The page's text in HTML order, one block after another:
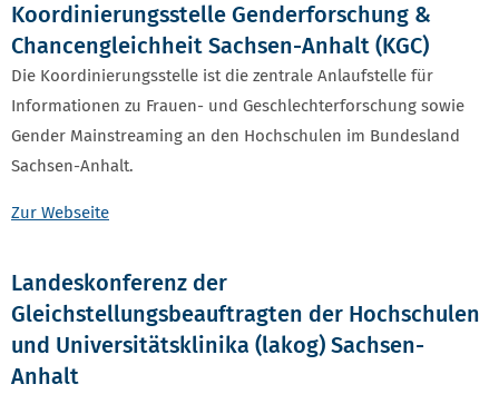
Koordinierungsstelle Genderforschung &
Chancengleichheit Sachsen-Anhalt (KGC)
Die Koordinierungsstelle ist die zentrale Anlaufstelle für
Informationen zu Frauen- und Geschlechterforschung sowie
Gender Mainstreaming an den Hochschulen im Bundesland
Sachsen-Anhalt.
Zur Webseite
Landeskonferenz der
Gleichstellungsbeauftragten der Hochschulen
und Universitätsklinika (lakog) Sachsen-
Anhalt